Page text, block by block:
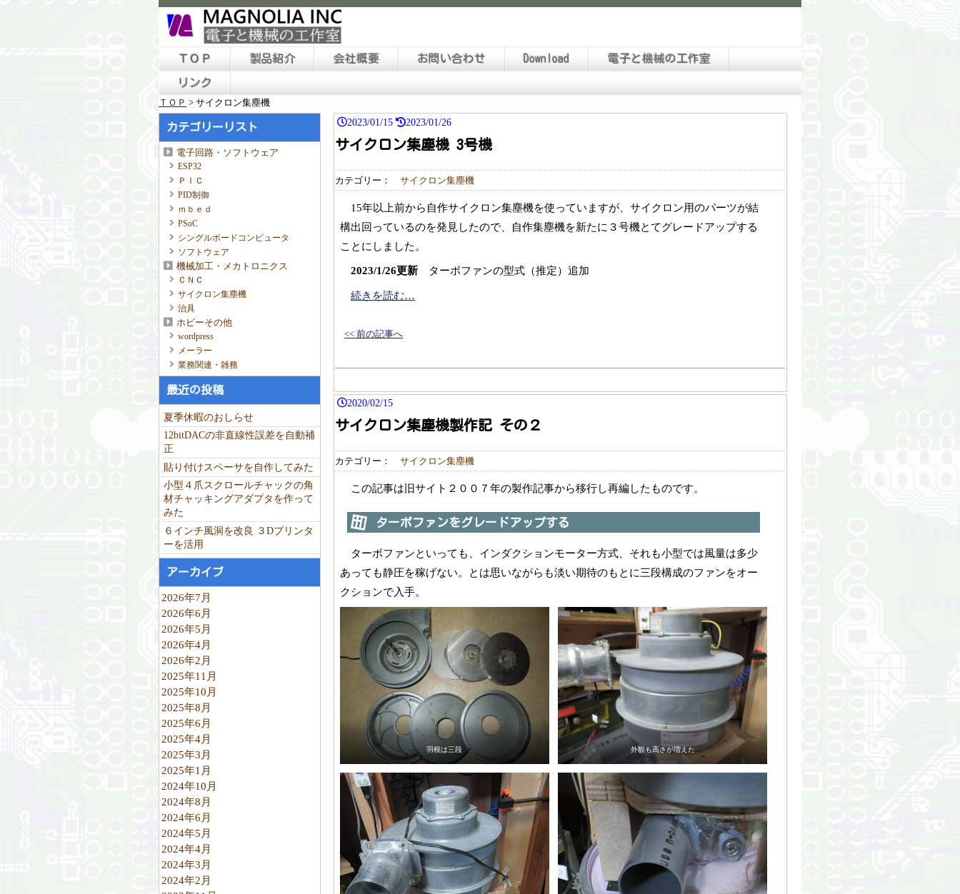
ＴＯＰ 製品紹介 会社概要 お問い合わせ Download 電子と機械の工作室
リンク
ＴＯＰ > サイクロン集塵機
カテゴリーリスト
電子回路・ソフトウェア
ESP32
ＰＩＣ
PID制御
ｍｂｅｄ
PSoC
シングルボードコンピュータ
ソフトウェア
機械加工・メカトロニクス
ＣＮＣ
サイクロン集塵機
治具
ホビーその他
wordpress
メーラー
業務関連・雑務
最近の投稿
夏季休暇のおしらせ
12bitDACの非直線性誤差を自動補
正
貼り付けスペーサを自作してみた
小型４爪スクロールチャックの角
材チャッキングアダプタを作って
みた
６インチ風洞を改良 ３Dプリンタ
ーを活用
アーカイブ
2026年7月
2026年6月
2026年5月
2026年4月
2026年2月
2025年11月
2025年10月
2025年8月
2025年6月
2025年4月
2025年3月
2025年1月
2024年10月
2024年8月
2024年6月
2024年5月
2024年4月
2024年3月
2024年2月
2023/01/15 2023/01/26
サイクロン集塵機 3号機
カテゴリー：サイクロン集塵機
15年以上前から自作サイクロン集塵機を使っていますが、サイクロン用のパーツが結
構出回っているのを発見したので、自作集塵機を新たに３号機とてグレードアップする
ことにしました。
2023/1/26更新 ターボファンの型式（推定）追加
続きを読む…
<< 前の記事へ
2020/02/15
サイクロン集塵機製作記 その２
カテゴリー：サイクロン集塵機
この記事は旧サイト２００７年の製作記事から移行し再編したものです。
ターボファンをグレードアップする
ターボファンといっても、インダクションモーター方式、それも小型では風量は多少
あっても静圧を稼げない。とは思いながらも淡い期待のもとに三段構成のファンをオー
クションで入手。
羽根は三段 外観も高さが増えた